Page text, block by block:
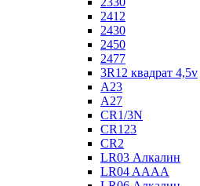
2412
2430
2450
2477
3R12 квадрат 4,5v
A23
A27
CR1/3N
CR123
CR2
LR03 Алкалин
LR04 AAAA